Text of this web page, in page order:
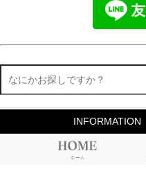
INFORMATION